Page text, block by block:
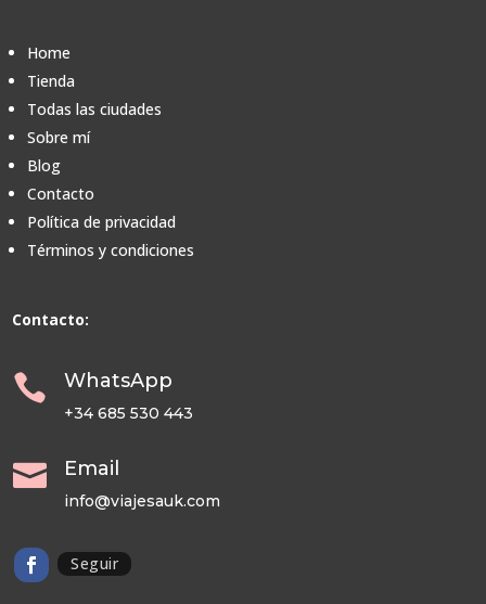
Home
Tienda
Todas las ciudades
Sobre mí
Blog
Contacto
Política de privacidad
Términos y condiciones
Contacto:
 WhatsApp
+34 685 530 443
 Email
info@viajesauk.com
Seguir